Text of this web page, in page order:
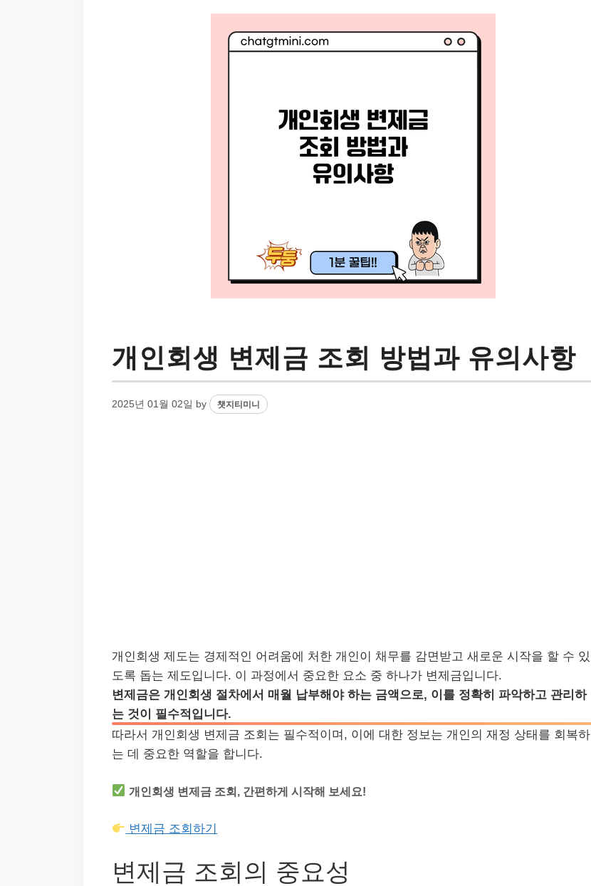
개인회생 변제금 조회 방법과 유의사항
2025년 01월 02일 by 챗지티미니
개인회생 제도는 경제적인 어려움에 처한 개인이 채무를 감면받고 새로운 시작을 할 수 있
도록 돕는 제도입니다. 이 과정에서 중요한 요소 중 하나가 변제금입니다.
변제금은 개인회생 절차에서 매월 납부해야 하는 금액으로, 이를 정확히 파악하고 관리하
는 것이 필수적입니다.
따라서 개인회생 변제금 조회는 필수적이며, 이에 대한 정보는 개인의 재정 상태를 회복하
는 데 중요한 역할을 합니다.
개인회생 변제금 조회, 간편하게 시작해 보세요!
변제금 조회하기
변제금 조회의 중요성